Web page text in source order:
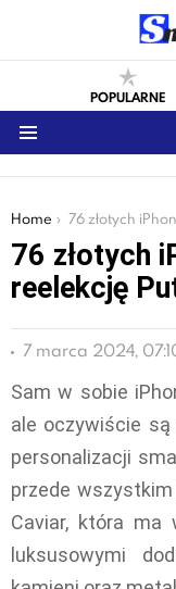
POPULARNE
You are here:
Home 76 złotych iPhone’ów X na reelekcję Putina i poparcie 76%
76 złotych
reelekcję
7 marca 2024,
Sam w sobie
ale oczywiście
personalizacji
przede
Caviar, która ma
luksusowymi